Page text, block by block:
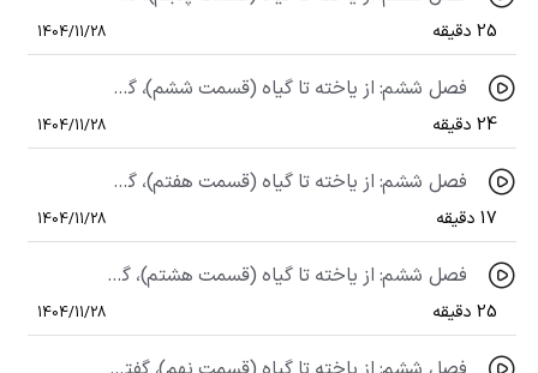
25 دقیقه 1404/11/28
فصل ششم: از یاخته تا گیاه (قسمت ششم)، گفتار اول: ویژگی یاخته های گیاهی (قسمت ششم)
24 دقیقه 1404/11/28
فصل ششم: از یاخته تا گیاه (قسمت هفتم)، گفتار اول: ویژگی یاخته های گیاهی (قسمت هفتم)
17 دقیقه 1404/11/28
فصل ششم: از یاخته تا گیاه (قسمت هشتم)، گفتار دوم: سامانه های بافتی (قسمت اول)
25 دقیقه 1404/11/28